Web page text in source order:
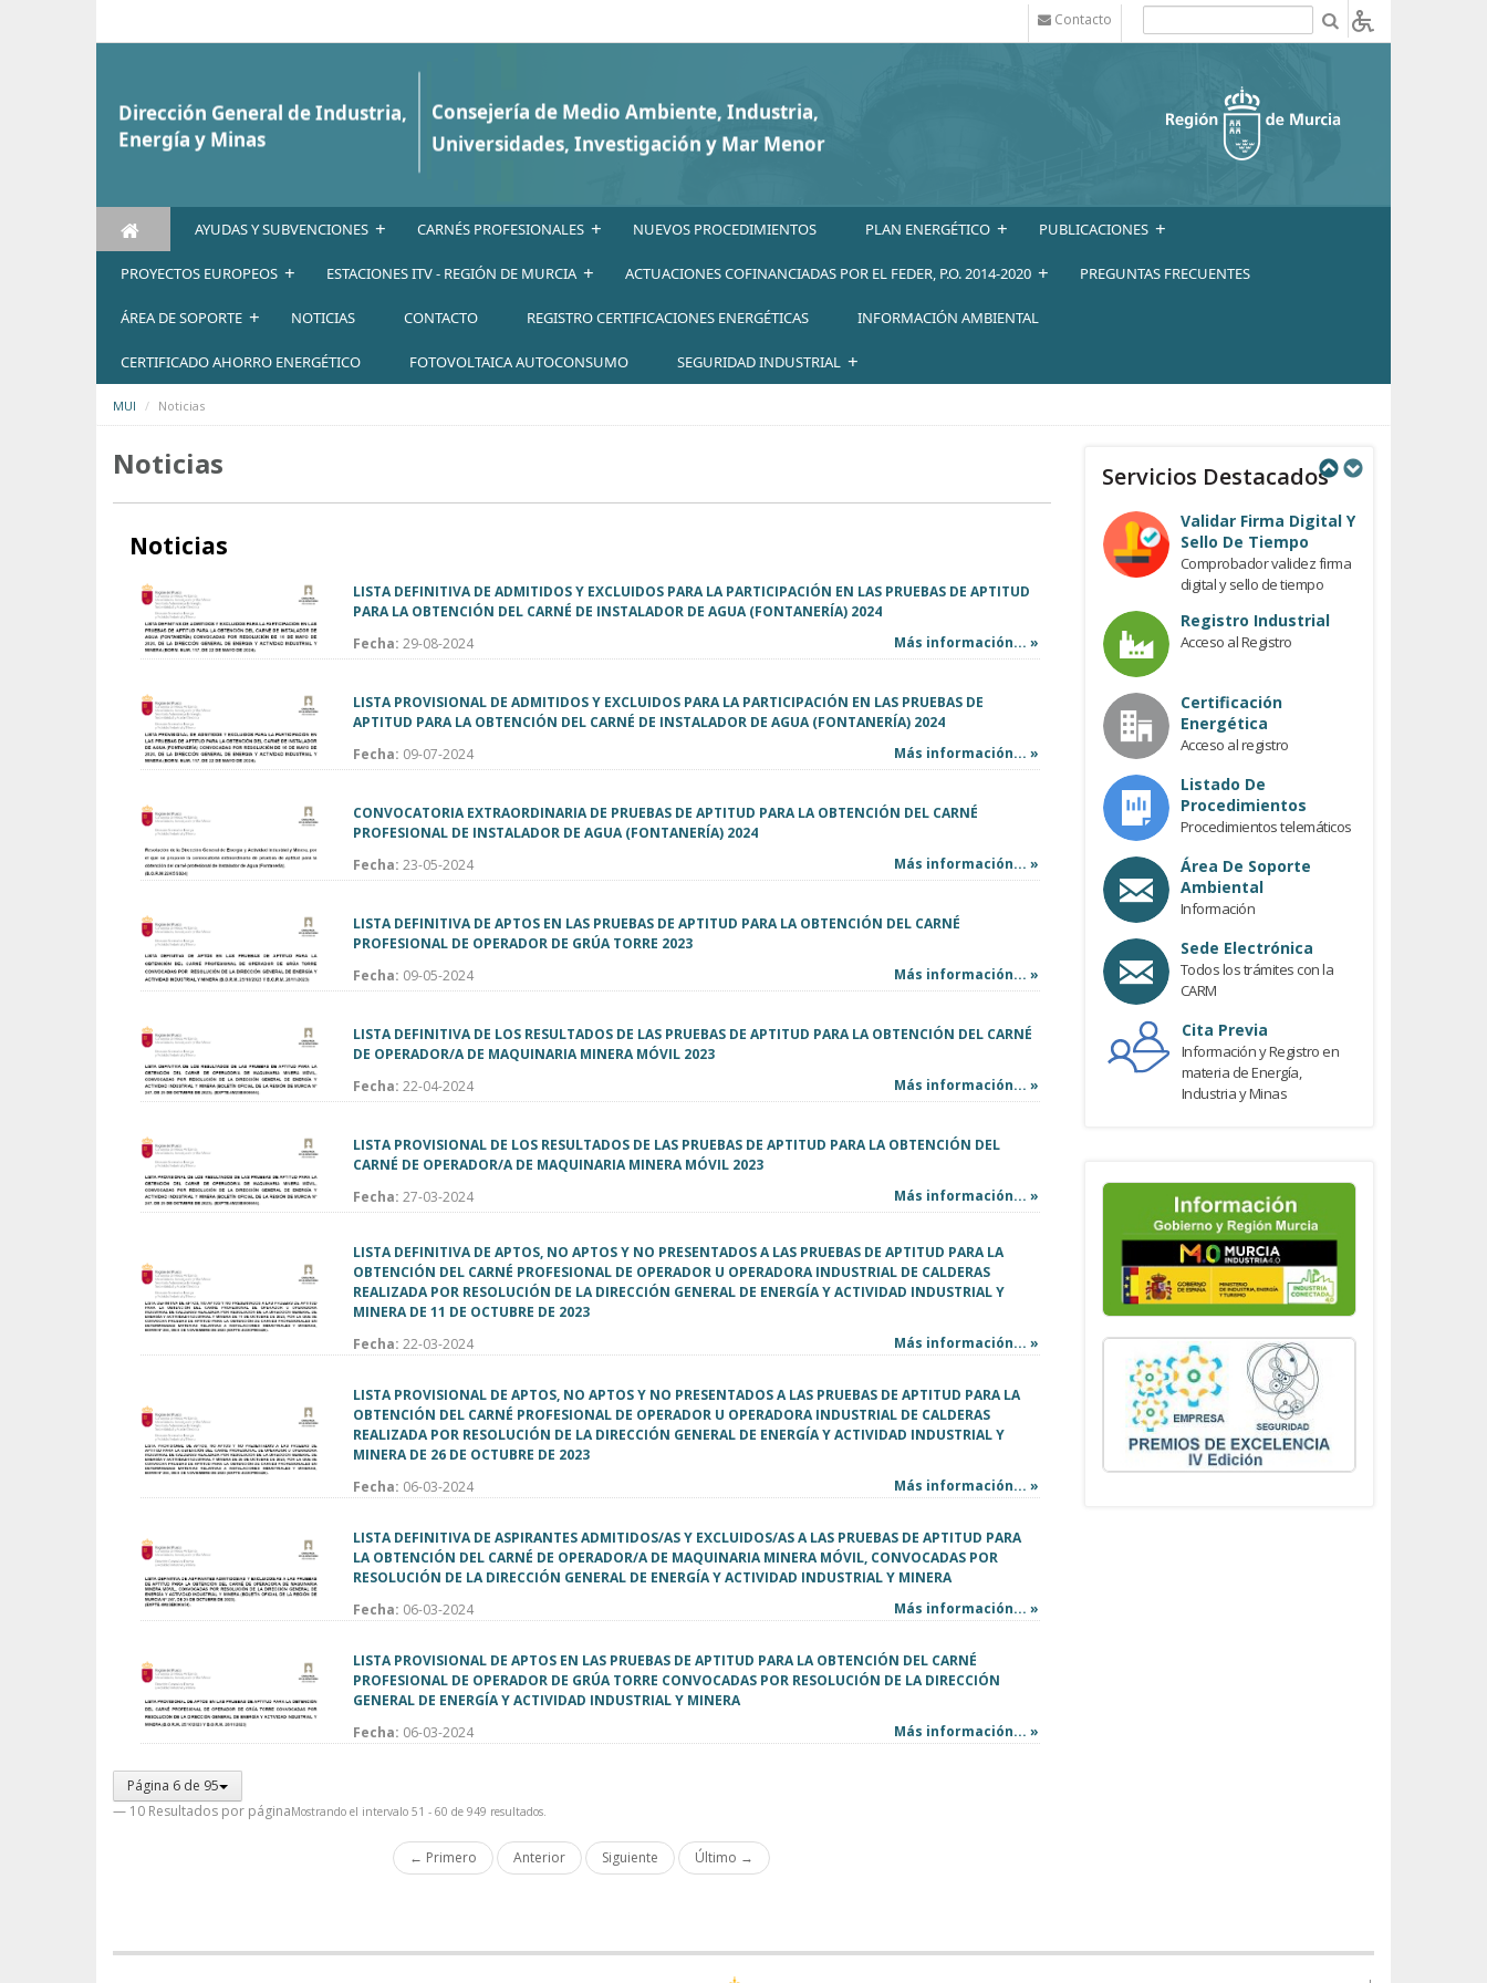
Contacto
AYUDAS Y SUBVENCIONES + CARNÉS PROFESIONALES + NUEVOS PROCEDIMIENTOS PLAN ENERGÉTICO + PUBLICACIONES +
PROYECTOS EUROPEOS + ESTACIONES ITV - REGIÓN DE MURCIA + ACTUACIONES COFINANCIADAS POR EL FEDER, P.O. 2014-2020 + PREGUNTAS FRECUENTES
ÁREA DE SOPORTE + NOTICIAS CONTACTO REGISTRO CERTIFICACIONES ENERGÉTICAS INFORMACIÓN AMBIENTAL
CERTIFICADO AHORRO ENERGÉTICO FOTOVOLTAICA AUTOCONSUMO SEGURIDAD INDUSTRIAL +
MUI Noticias
Noticias
Noticias
LISTA DEFINITIVA DE ADMITIDOS Y EXCLUIDOS PARA LA PARTICIPACIÓN EN LAS PRUEBAS DE APTITUD
PARA LA OBTENCIÓN DEL CARNÉ DE INSTALADOR DE AGUA (FONTANERÍA) 2024
Fecha: 29-08-2024 Más información... »
LISTA PROVISIONAL DE ADMITIDOS Y EXCLUIDOS PARA LA PARTICIPACIÓN EN LAS PRUEBAS DE
APTITUD PARA LA OBTENCIÓN DEL CARNÉ DE INSTALADOR DE AGUA (FONTANERÍA) 2024
Fecha: 09-07-2024 Más información... »
CONVOCATORIA EXTRAORDINARIA DE PRUEBAS DE APTITUD PARA LA OBTENCIÓN DEL CARNÉ
PROFESIONAL DE INSTALADOR DE AGUA (FONTANERÍA) 2024
Fecha: 23-05-2024 Más información... »
LISTA DEFINITIVA DE APTOS EN LAS PRUEBAS DE APTITUD PARA LA OBTENCIÓN DEL CARNÉ
PROFESIONAL DE OPERADOR DE GRÚA TORRE 2023
Fecha: 09-05-2024 Más información... »
LISTA DEFINITIVA DE LOS RESULTADOS DE LAS PRUEBAS DE APTITUD PARA LA OBTENCIÓN DEL CARNÉ
DE OPERADOR/A DE MAQUINARIA MINERA MÓVIL 2023
Fecha: 22-04-2024 Más información... »
LISTA PROVISIONAL DE LOS RESULTADOS DE LAS PRUEBAS DE APTITUD PARA LA OBTENCIÓN DEL
CARNÉ DE OPERADOR/A DE MAQUINARIA MINERA MÓVIL 2023
Fecha: 27-03-2024 Más información... »
LISTA DEFINITIVA DE APTOS, NO APTOS Y NO PRESENTADOS A LAS PRUEBAS DE APTITUD PARA LA
OBTENCIÓN DEL CARNÉ PROFESIONAL DE OPERADOR U OPERADORA INDUSTRIAL DE CALDERAS
REALIZADA POR RESOLUCIÓN DE LA DIRECCIÓN GENERAL DE ENERGÍA Y ACTIVIDAD INDUSTRIAL Y
MINERA DE 11 DE OCTUBRE DE 2023
Fecha: 22-03-2024 Más información... »
LISTA PROVISIONAL DE APTOS, NO APTOS Y NO PRESENTADOS A LAS PRUEBAS DE APTITUD PARA LA
OBTENCIÓN DEL CARNÉ PROFESIONAL DE OPERADOR U OPERADORA INDUSTRIAL DE CALDERAS
REALIZADA POR RESOLUCIÓN DE LA DIRECCIÓN GENERAL DE ENERGÍA Y ACTIVIDAD INDUSTRIAL Y
MINERA DE 26 DE OCTUBRE DE 2023
Fecha: 06-03-2024 Más información... »
LISTA DEFINITIVA DE ASPIRANTES ADMITIDOS/AS Y EXCLUIDOS/AS A LAS PRUEBAS DE APTITUD PARA
LA OBTENCIÓN DEL CARNÉ DE OPERADOR/A DE MAQUINARIA MINERA MÓVIL, CONVOCADAS POR
RESOLUCIÓN DE LA DIRECCIÓN GENERAL DE ENERGÍA Y ACTIVIDAD INDUSTRIAL Y MINERA
Fecha: 06-03-2024 Más información... »
LISTA PROVISIONAL DE APTOS EN LAS PRUEBAS DE APTITUD PARA LA OBTENCIÓN DEL CARNÉ
PROFESIONAL DE OPERADOR DE GRÚA TORRE CONVOCADAS POR RESOLUCIÓN DE LA DIRECCIÓN
GENERAL DE ENERGÍA Y ACTIVIDAD INDUSTRIAL Y MINERA
Fecha: 06-03-2024 Más información... »
Página 6 de 95
— 10 Resultados por páginaMostrando el intervalo 51 - 60 de 949 resultados.
← Primero Anterior Siguiente Último →
Servicios Destacados
Validar Firma Digital Y
Sello De Tiempo
Comprobador validez firma
digital y sello de tiempo
Registro Industrial
Acceso al Registro
Certificación
Energética
Acceso al registro
Listado De
Procedimientos
Procedimientos telemáticos
Área De Soporte
Ambiental
Información
Sede Electrónica
Todos los trámites con la
CARM
Cita Previa
Información y Registro en
materia de Energía,
Industria y Minas
Previous